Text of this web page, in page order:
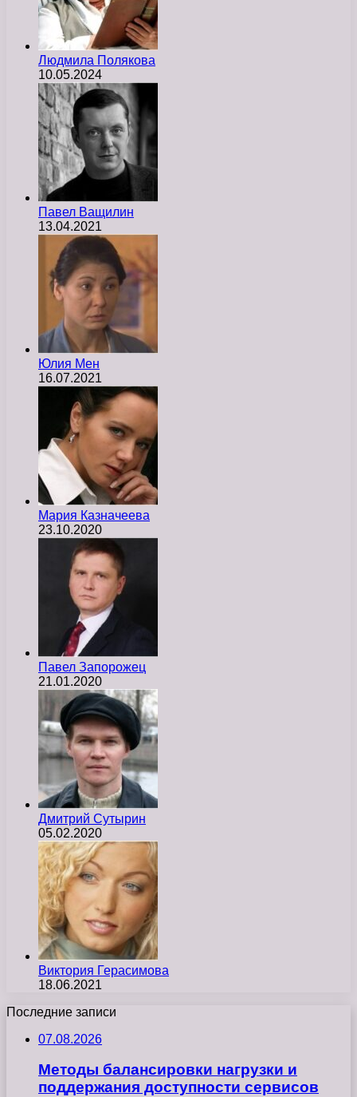
Людмила Полякова
10.05.2024
Павел Ващилин
13.04.2021
Юлия Мен
16.07.2021
Мария Казначеева
23.10.2020
Павел Запорожец
21.01.2020
Дмитрий Сутырин
05.02.2020
Виктория Герасимова
18.06.2021
Последние записи
07.08.2026
Методы балансировки нагрузки и
поддержания доступности сервисов